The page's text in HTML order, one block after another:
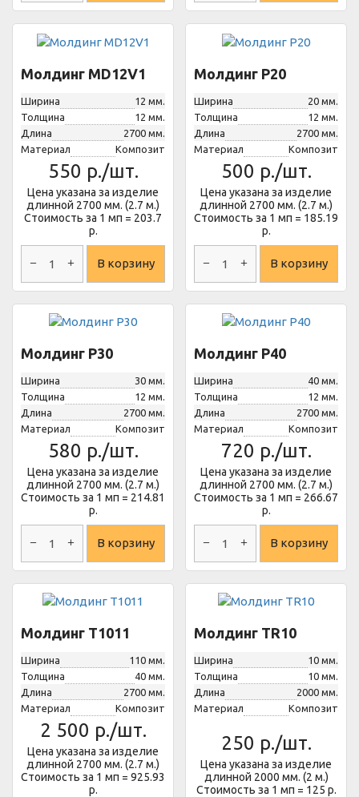
Молдинг MD12V1
Ширина
12 мм.
Толщина
12 мм.
Длина
2700 мм.
Материал
Композит
550 р./шт.
Цена указана за изделие
длинной 2700 мм. (2.7 м.)
Стоимость за 1 мп = 203.7
р.
В корзину
Молдинг P20
Ширина
20 мм.
Толщина
12 мм.
Длина
2700 мм.
Материал
Композит
500 р./шт.
Цена указана за изделие
длинной 2700 мм. (2.7 м.)
Стоимость за 1 мп = 185.19
р.
В корзину
Молдинг P30
Ширина
30 мм.
Толщина
12 мм.
Длина
2700 мм.
Материал
Композит
580 р./шт.
Цена указана за изделие
длинной 2700 мм. (2.7 м.)
Стоимость за 1 мп = 214.81
р.
В корзину
Молдинг P40
Ширина
40 мм.
Толщина
12 мм.
Длина
2700 мм.
Материал
Композит
720 р./шт.
Цена указана за изделие
длинной 2700 мм. (2.7 м.)
Стоимость за 1 мп = 266.67
р.
В корзину
Молдинг T1011
Ширина
110 мм.
Толщина
40 мм.
Длина
2700 мм.
Материал
Композит
2 500 р./шт.
Цена указана за изделие
длинной 2700 мм. (2.7 м.)
Стоимость за 1 мп = 925.93
р.
Молдинг TR10
Ширина
10 мм.
Толщина
10 мм.
Длина
2000 мм.
Материал
Композит
250 р./шт.
Цена указана за изделие
длинной 2000 мм. (2 м.)
Стоимость за 1 мп = 125 р.